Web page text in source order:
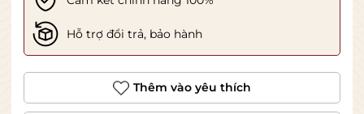
Hỗ trợ đổi trả, bảo hành
Thêm vào yêu thích